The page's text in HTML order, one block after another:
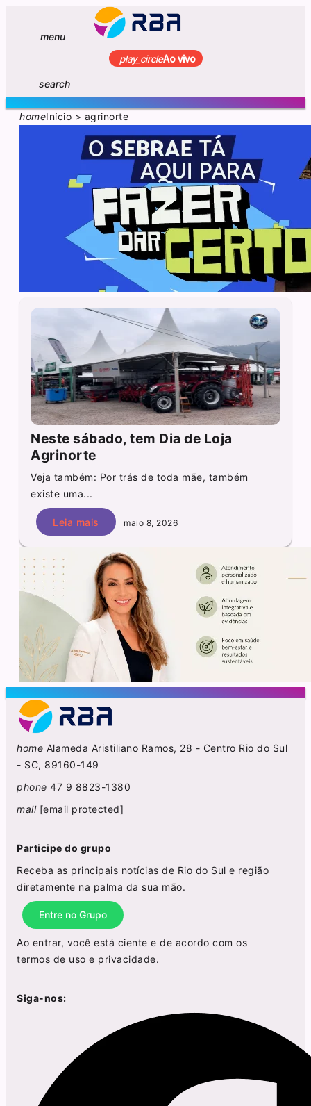
menu
play_circleAo vivo
search
homeInício > agrinorte
Neste sábado, tem Dia de Loja
Agrinorte
Veja também: Por trás de toda mãe, também
existe uma...
Leia mais maio 8, 2026
home Alameda Aristiliano Ramos, 28 - Centro Rio do Sul
- SC, 89160-149
phone 47 9 8823-1380
mail [email protected]
Participe do grupo
Receba as principais notícias de Rio do Sul e região
diretamente na palma da sua mão.
Entre no Grupo
Ao entrar, você está ciente e de acordo com os
termos de uso e privacidade.
Siga-nos: